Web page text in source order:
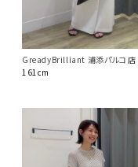
GreadyBrilliant 浦添パルコ店
161cm